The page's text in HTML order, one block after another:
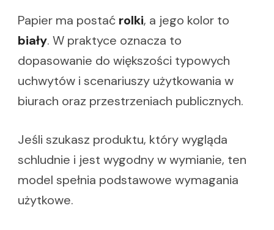
Papier ma postać rolki, a jego kolor to
biały. W praktyce oznacza to
dopasowanie do większości typowych
uchwytów i scenariuszy użytkowania w
biurach oraz przestrzeniach publicznych.
Jeśli szukasz produktu, który wygląda
schludnie i jest wygodny w wymianie, ten
model spełnia podstawowe wymagania
użytkowe.